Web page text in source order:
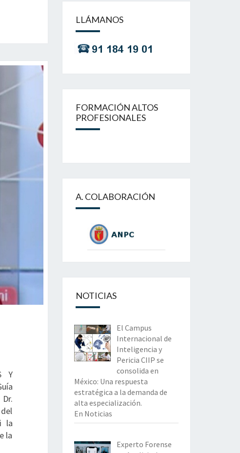
Y
la
la
LLÁMANOS
FORMACIÓN ALTOS
PROFESIONALES
A. COLABORACIÓN
NOTICIAS
El Campus
Internacional de
Inteligencia y
Pericia CIIP se
consolida en
México: Una respuesta
estratégica a la demanda de
alta especialización.
En Noticias
Experto Forense